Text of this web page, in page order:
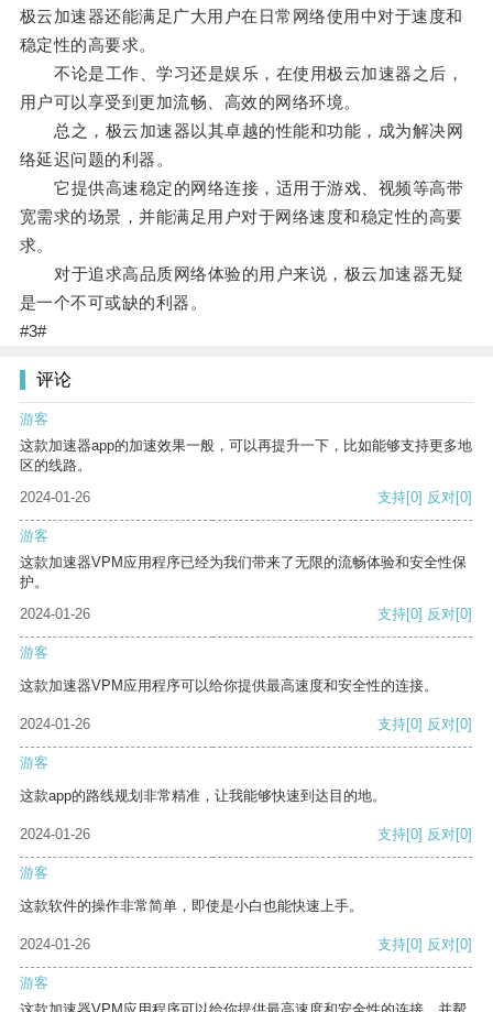
极云加速器还能满足广大用户在日常网络使用中对于速度和
稳定性的高要求。
不论是工作、学习还是娱乐，在使用极云加速器之后，
用户可以享受到更加流畅、高效的网络环境。
总之，极云加速器以其卓越的性能和功能，成为解决网
络延迟问题的利器。
它提供高速稳定的网络连接，适用于游戏、视频等高带
宽需求的场景，并能满足用户对于网络速度和稳定性的高要
求。
对于追求高品质网络体验的用户来说，极云加速器无疑
是一个不可或缺的利器。
#3#
评论
游客
这款加速器app的加速效果一般，可以再提升一下，比如能够支持更多地
区的线路。
2024-01-26
支持[0] 反对[0]
游客
这款加速器VPM应用程序已经为我们带来了无限的流畅体验和安全性保
护。
2024-01-26
支持[0] 反对[0]
游客
这款加速器VPM应用程序可以给你提供最高速度和安全性的连接。
2024-01-26 支持[0] 反对[0]
游客
这款app的路线规划非常精准，让我能够快速到达目的地。
2024-01-26 支持[0] 反对[0]
游客
这款软件的操作非常简单，即使是小白也能快速上手。
2024-01-26 支持[0] 反对[0]
游客